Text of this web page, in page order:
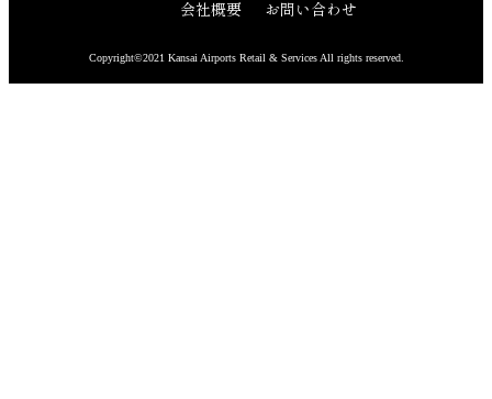
会社概要
お問い合わせ
Copyright©2021 Kansai Airports Retail & Services All rights reserved.